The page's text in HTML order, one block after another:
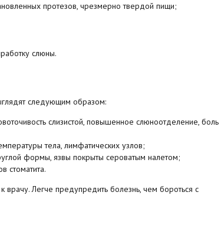
протезов, чрезмерно твердой пищи;
слюны.
следующим образом:
слизистой, повышенное слюноотделение, боль
тела, лимфатических узлов;
формы, язвы покрыты сероватым налетом;
стоматита.
Легче предупредить болезнь, чем бороться с